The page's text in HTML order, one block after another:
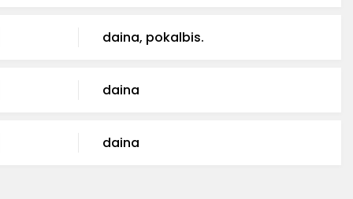
daina, pokalbis.
daina
daina